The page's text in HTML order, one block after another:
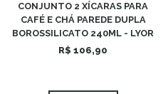
CONJUNTO 2 XÍCARAS PARA
CAFÉ E CHÁ PAREDE DUPLA
BOROSSILICATO 240ML - LYOR
R$ 106,90